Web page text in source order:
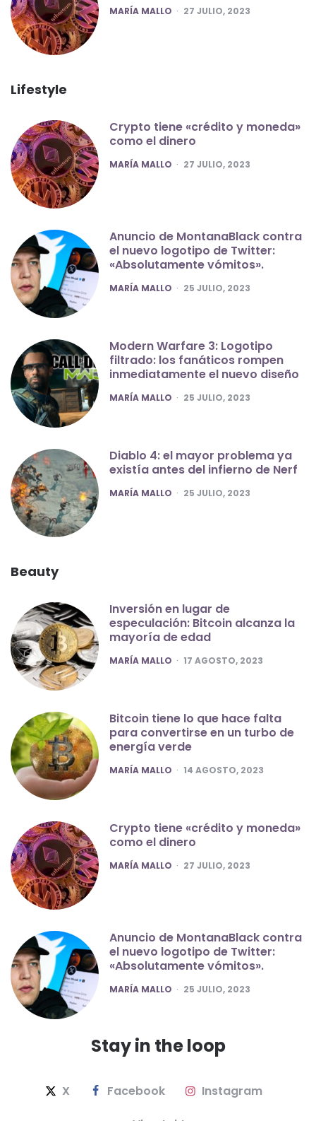
POSTED
MARÍA MALLO 27 JULIO, 2023
Lifestyle
Crypto tiene «crédito y moneda»
como el dinero
POSTED
MARÍA MALLO 27 JULIO, 2023
Anuncio de MontanaBlack contra
el nuevo logotipo de Twitter:
«Absolutamente vómitos».
POSTED
MARÍA MALLO 25 JULIO, 2023
Modern Warfare 3: Logotipo
filtrado: los fanáticos rompen
inmediatamente el nuevo diseño
POSTED
MARÍA MALLO 25 JULIO, 2023
Diablo 4: el mayor problema ya
existía antes del infierno de Nerf
POSTED
MARÍA MALLO 25 JULIO, 2023
Beauty
Inversión en lugar de
especulación: Bitcoin alcanza la
mayoría de edad
POSTED
MARÍA MALLO 17 AGOSTO, 2023
Bitcoin tiene lo que hace falta
para convertirse en un turbo de
energía verde
POSTED
MARÍA MALLO 14 AGOSTO, 2023
Crypto tiene «crédito y moneda»
como el dinero
POSTED
MARÍA MALLO 27 JULIO, 2023
Anuncio de MontanaBlack contra
el nuevo logotipo de Twitter:
«Absolutamente vómitos».
POSTED
MARÍA MALLO 25 JULIO, 2023
Stay in the loop
X Facebook Instagram